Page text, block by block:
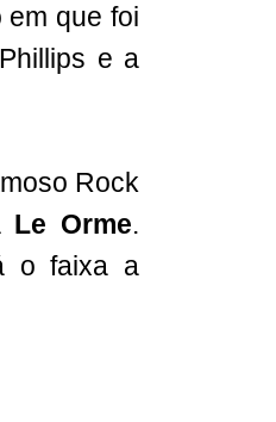
em que foi
e a
Rock
Le Orme.
o faixa a